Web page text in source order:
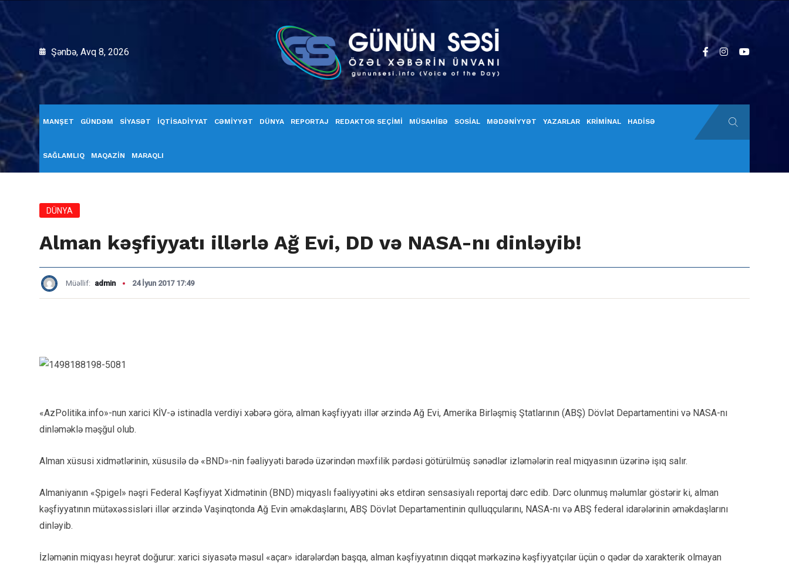
Şənbə, Avq 8, 2026
MANŞET GÜNDƏM SİYASƏT İQTİSADİYYAT CƏMİYYƏT DÜNYA REPORTAJ REDAKTOR SEÇİMİ MÜSAHİBƏ SOSİAL MƏDƏNİYYƏT YAZARLAR KRİMİNAL HADİSƏ
SAĞLAMLIQ MAQAZİN MARAQLI
DÜNYA
Alman kəşfiyyatı illərlə Ağ Evi, DD və NASA-nı dinləyib!
Müəllif: admin 24 İyun 2017 17:49
«AzPolitika.info»-nun xarici KİV-ə istinadla verdiyi xəbərə görə, alman kəşfiyyatı illər ərzində Ağ Evi, Amerika Birləşmiş Ştatlarının (ABŞ) Dövlət Departamentini və NASA-nı
dinləməklə məşğul olub.
Alman xüsusi xidmətlərinin, xüsusilə də «BND»-nin fəaliyyəti barədə üzərindən məxfilik pərdəsi götürülmüş sənədlər izləmələrin real miqyasının üzərinə işıq salır.
Almaniyanın «Şpigel» nəşri Federal Kəşfiyyat Xidmətinin (BND) miqyaslı fəaliyyətini əks etdirən sensasiyalı reportaj dərc edib. Dərc olunmuş məlumlar göstərir ki, alman
kəşfiyyatının mütəxəssisləri illər ərzində Vaşinqtonda Ağ Evin əməkdaşlarını, ABŞ Dövlət Departamentinin qulluqçularını, NASA-nı və ABŞ federal idarələrinin əməkdaşlarını
dinləyib.
İzləmənin miqyası heyrət doğurur: xarici siyasətə məsul «açar» idarələrdən başqa, alman kəşfiyyatının diqqət mərkəzinə kəşfiyyatçılar üçün o qədər də xarakterik olmayan